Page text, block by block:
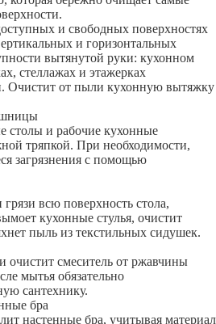
и свободных поверхностях
и горизонтальных
вытянутой руки: кухонном
стеллажах и этажерках
Очистит от пыли кухонную вытяжку
столы и рабочие кухонные
тряпкой. При необходимости,
загрязнения с помощью
всю поверхность стола,
кухонные стулья, очистит
пыль из текстильных сидушек.
очистит смеситель от ржавчины
мытья обязательно
сантехнику.
бра
настенные бра, учитывая материал